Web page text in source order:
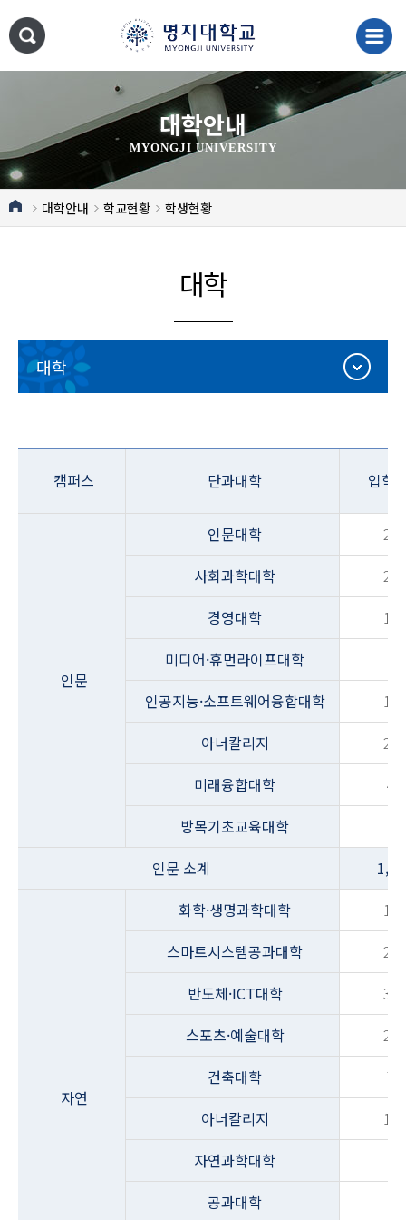
대학안내
MYONGJI UNIVERSITY
대학안내 학교현황 학생현황
대학
대학
캠퍼스 단과대학 입학
인문
인문대학
사회과학대학
경영대학
미디어·휴먼라이프대학
인공지능·소프트웨어융합대학
아너칼리지
미래융합대학
44
방목기초교육대학
인문 소계
자연
화학·생명과학대학
스마트시스템공과대학
반도체·ICT대학
스포츠·예술대학
건축대학
77
아너칼리지
자연과학대학
공과대학